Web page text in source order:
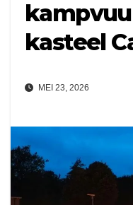
kasteel
MEI 23, 2026